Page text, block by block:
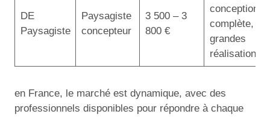
DE
Paysagiste
Paysagiste
concepteur
3 500 – 3
800 €
conception
complète,
grandes
réalisations
en France, le marché est dynamique, avec des
professionnels disponibles pour répondre à chaque